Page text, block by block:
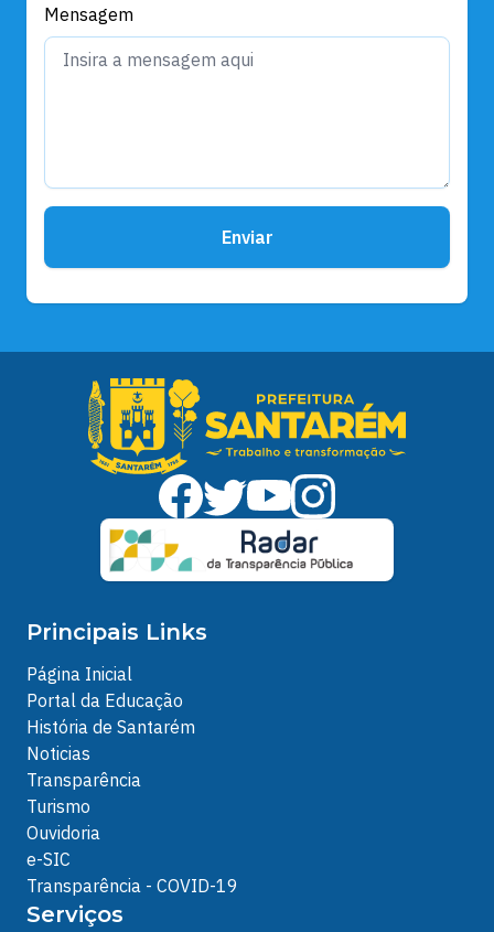
Mensagem
Enviar
Principais Links
Página Inicial
Portal da Educação
História de Santarém
Noticias
Transparência
Turismo
Ouvidoria
e-SIC
Transparência - COVID-19
Serviços